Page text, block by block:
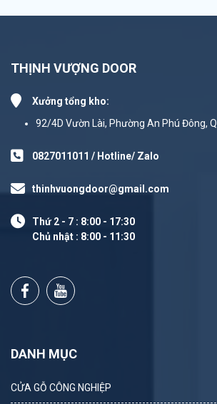
THỊNH VƯỢNG DOOR
Xưởng tổng kho:
92/4D Vườn Lài, Phường An Phú Đông,
0827011011 / Hotline/ Zalo
thinhvuongdoor@gmail.com
Thứ 2 - 7 : 8:00 - 17:30
Chủ nhật : 8:00 - 11:30
DANH MỤC
CỬA GỖ CÔNG NGHIỆP